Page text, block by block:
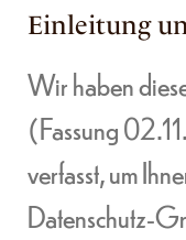
Einleitung
Wir haben
(Fassung
verfasst, um
Datenschutz-